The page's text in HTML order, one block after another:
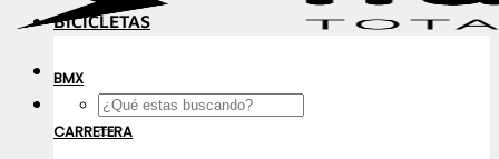
Buscar
por:
BICICLETAS
BMX
CARRETERA